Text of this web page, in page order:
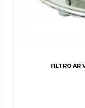
FILTRO AR